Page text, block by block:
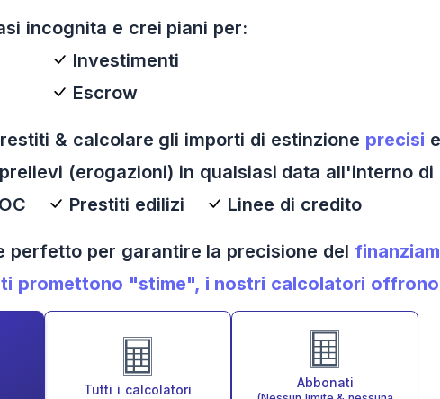
incognita e crei piani per:
Investimenti
Escrow
& calcolare gli importi di estinzione precisi
(erogazioni) in qualsiasi data all'interno di
Prestiti edilizi Linee di credito
perfetto per garantire la precisione del
promettono "stime", i nostri calcolatori
Tutti i calcolatori
Abbonati